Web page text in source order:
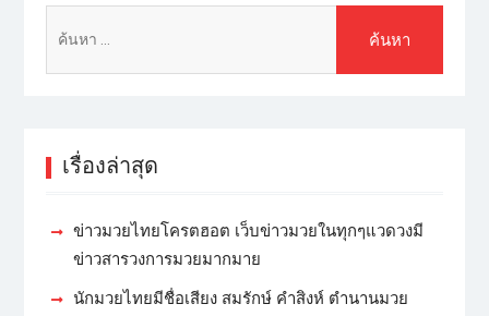
เรื่องล่าสุด
ข่าวมวยไทยโครตฮอต เว็บข่าวมวยในทุกๆแวดวงมี
ข่าวสารวงการมวยมากมาย
นักมวยไทยมีชื่อเสียง สมรักษ์ คำสิงห์ ตำนานมวย